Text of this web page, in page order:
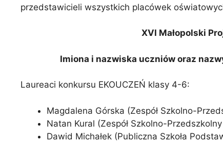
przedstawicieli wszystkich placówek
XVI Małopolski
Imiona i nazwiska uczniów oraz
Laureaci konkursu EKOUCZEŃ klasy 4-6:
Magdalena Górska (Zespół Szkolno-
Natan Kural (Zespół Szkolno-
Dawid Michałek (Publiczna Szkoła